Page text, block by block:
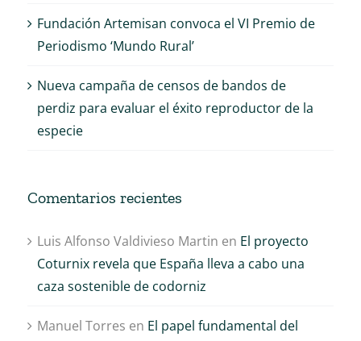
Fundación Artemisan convoca el VI Premio de
Periodismo ‘Mundo Rural’
Nueva campaña de censos de bandos de
perdiz para evaluar el éxito reproductor de la
especie
Comentarios recientes
Luis Alfonso Valdivieso Martin en El proyecto
Coturnix revela que España lleva a cabo una
caza sostenible de codorniz
Manuel Torres en El papel fundamental del